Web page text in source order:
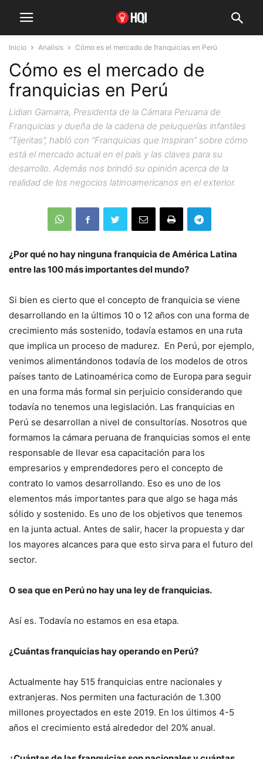
Inicio Analisis Cómo es el mercado de franquicias en Perú
Cómo es el mercado de
franquicias en Perú
Lidian Gamarra, Presidenta de la Cámara Peruana de
Franquicias y dueña de la cadena de peluquerías infantiles
“Tijeritas”, habló con “Franquicias que Inspiran” sobre cómo
está el mercado actual en el país y las claves para su
desarrollo. Además nos brindó su opinión acerca de la
realidad de los negocios latinoamericanos en el exterior.
¿Por qué no hay ninguna franquicia de América Latina
entre las 100 más importantes del mundo?
Si bien es cierto que el concepto de franquicia se viene
desarrollando en la últimos 10 o 12 años con una forma de
crecimiento más sostenido, todavía estamos en una ruta
que implica un proceso de madurez. En Perú, por ejemplo,
venimos alimentándonos todavía de los modelos de otros
países tanto de Latinoamérica como de Europa para seguir
en una forma más formal sin perjuicio considerando que
todavía no tenemos una legislación. Las franquicias en
Perú se desarrollan a nivel de consultorías. Nosotros que
formamos la cámara peruana de franquicias somos el ente
responsable de llevar esa capacitación para los
empresarios y emprendedores pero el concepto de
contrato lo vamos desarrollando. Eso es uno de los
elementos más importantes para que algo se haga más
sólido y sostenido. Es uno de los objetivos que tenemos
en la junta actual. Antes de salir, hacer la propuesta y dar
los mayores alcances para que esto sirva para el futuro del
sector.
O sea que en Perú no hay una ley de franquicias.
Así es. Todavía no estamos en esa etapa.
¿Cuántas franquicias hay operando en Perú?
Actualmente hay 515 franquicias entre nacionales y
extranjeras. Nos permiten una facturación de 1.300
millones proyectados en este 2019. En los últimos 4-5
años el crecimiento está alrededor del 20% anual.